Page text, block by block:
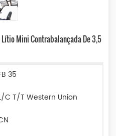
Mini Contrabalançada De 3,5
35
C T/T Western Union